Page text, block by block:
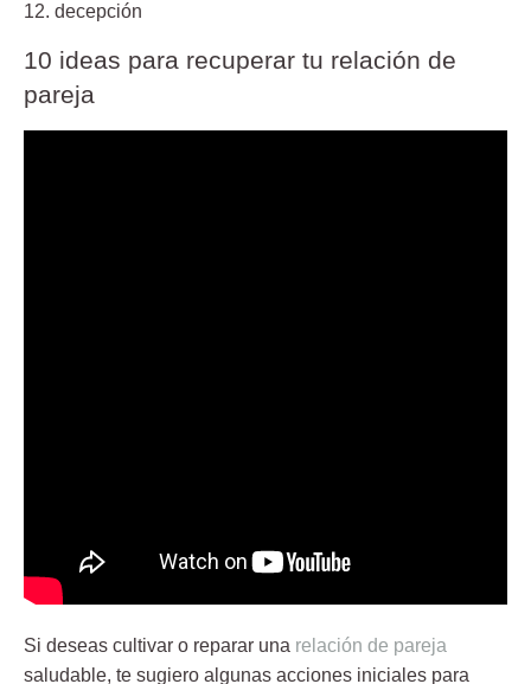
12. decepción
10 ideas para recuperar tu relación de
pareja
Si deseas cultivar o reparar una relación de pareja
saludable, te sugiero algunas acciones iniciales para